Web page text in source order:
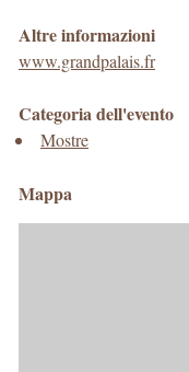
Altre informazioni
www.grandpalais.fr
Categoria dell'evento
Mostre
Mappa